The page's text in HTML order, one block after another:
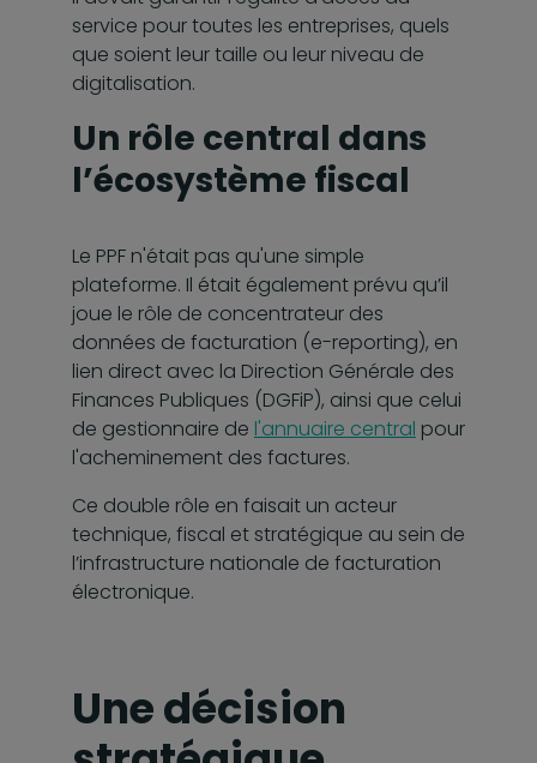
service pour toutes les entreprises, quels
que soient leur taille ou leur niveau de
digitalisation.
Un rôle central dans
l’écosystème fiscal
Le PPF n'était pas qu'une simple
plateforme. Il était également prévu qu’il
joue le rôle de concentrateur des
données de facturation (e-reporting), en
lien direct avec la Direction Générale des
Finances Publiques (DGFiP), ainsi que celui
de gestionnaire de l'annuaire central pour
l'acheminement des factures.
Ce double rôle en faisait un acteur
technique, fiscal et stratégique au sein de
l’infrastructure nationale de facturation
électronique.
Une décision